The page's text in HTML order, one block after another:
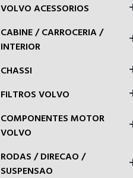
VOLVO ACESSORIOS
CABINE / CARROCERIA /
INTERIOR
CHASSI
FILTROS VOLVO
COMPONENTES MOTOR
VOLVO
RODAS / DIRECAO /
SUSPENSAO